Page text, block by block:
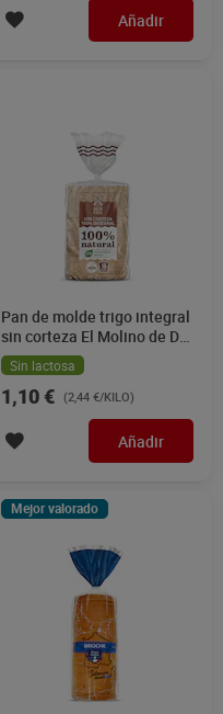
Añadir
Pan de molde trigo integral
sin corteza El Molino de Dia
450 g
Sin lactosa
1,10 € (2,44 €/KILO)
Añadir
Mejor valorado